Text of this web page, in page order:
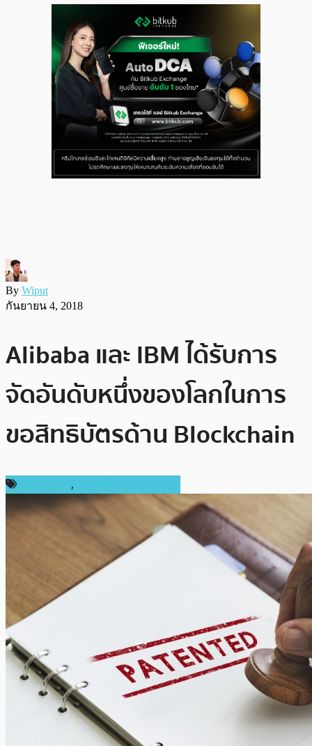
By Wiput
กันยายน 4, 2018
Alibaba และ IBM ได้รับการ
จัดอันดับหนึ่งของโลกในการ
ขอสิทธิบัตรด้าน Blockchain
,